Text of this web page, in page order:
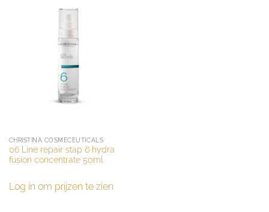
CHRISTINA COSMECEUTICALS
06 Line repair stap 6 hydra
fusion concentrate 50ml
Log in om prijzen te zien